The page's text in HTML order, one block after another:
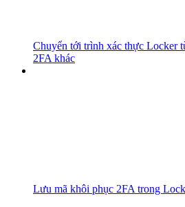
Chuyển tới trình xác thực Locker
2FA khác
Lưu mã khôi phục 2FA trong